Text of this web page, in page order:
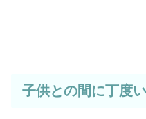
子供との間に丁度